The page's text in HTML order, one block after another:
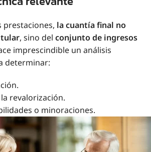
prestaciones, la cuantía final no
, sino del conjunto de ingresos
imprescindible un análisis
determinar:
revalorización.
o minoraciones.